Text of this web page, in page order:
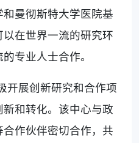
曼彻斯特大学医院基
在世界一流的研究环
专业人士合作。
开展创新研究和合作项
和转化。该中心与政
作伙伴密切合作，共